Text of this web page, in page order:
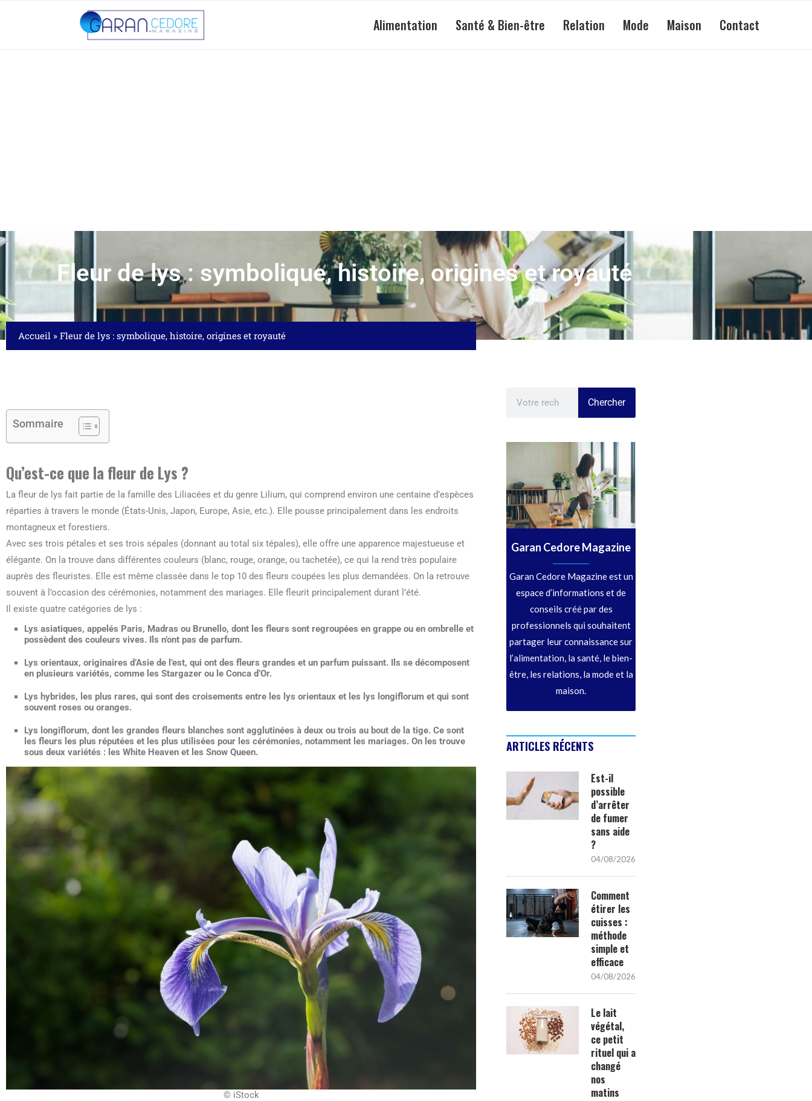
Alimentation Santé & Bien-être Relation Mode Maison Contact
Fleur de lys : symbolique, histoire, origines et royauté
Accueil » Fleur de lys : symbolique, histoire, origines et royauté
Sommaire
Qu’est-ce que la fleur de Lys ?
La fleur de lys fait partie de la famille des Liliacées et du genre Lilium, qui comprend environ une centaine d’espèces
réparties à travers le monde (États-Unis, Japon, Europe, Asie, etc.). Elle pousse principalement dans les endroits
montagneux et forestiers.
Avec ses trois pétales et ses trois sépales (donnant au total six tépales), elle offre une apparence majestueuse et
élégante. On la trouve dans différentes couleurs (blanc, rouge, orange, ou tachetée), ce qui la rend très populaire
auprès des fleuristes. Elle est même classée dans le top 10 des fleurs coupées les plus demandées. On la retrouve
souvent à l’occasion des cérémonies, notamment des mariages. Elle fleurit principalement durant l’été.
Il existe quatre catégories de lys :
Lys asiatiques, appelés Paris, Madras ou Brunello, dont les fleurs sont regroupées en grappe ou en ombrelle et
possèdent des couleurs vives. Ils n’ont pas de parfum.
Lys orientaux, originaires d’Asie de l’est, qui ont des fleurs grandes et un parfum puissant. Ils se décomposent
en plusieurs variétés, comme les Stargazer ou le Conca d’Or.
Lys hybrides, les plus rares, qui sont des croisements entre les lys orientaux et les lys longiflorum et qui sont
souvent roses ou oranges.
Lys longiflorum, dont les grandes fleurs blanches sont agglutinées à deux ou trois au bout de la tige. Ce sont
les fleurs les plus réputées et les plus utilisées pour les cérémonies, notamment les mariages. On les trouve
sous deux variétés : les White Heaven et les Snow Queen.
© iStock
Chercher
Garan Cedore Magazine
Garan Cedore Magazine est un
espace d’informations et de
conseils créé par des
professionnels qui souhaitent
partager leur connaissance sur
l’alimentation, la santé, le bien-
être, les relations, la mode et la
maison.
ARTICLES RÉCENTS
Est-il
possible
d’arrêter
de fumer
sans aide
?
04/08/2026
Comment
étirer les
cuisses :
méthode
simple et
efficace
04/08/2026
Le lait
végétal,
ce petit
rituel qui a
changé
nos
matins